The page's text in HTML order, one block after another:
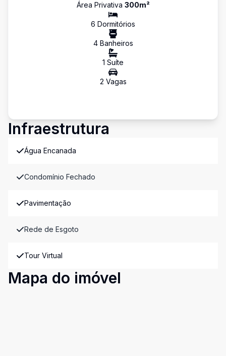
Área Privativa 300m²
6 Dormitórios
4Banheiros
1 Suíte
2 Vagas
Infraestrutura
Água Encanada
Condomínio Fechado
Pavimentação
Rede de Esgoto
Tour Virtual
Mapa do imóvel